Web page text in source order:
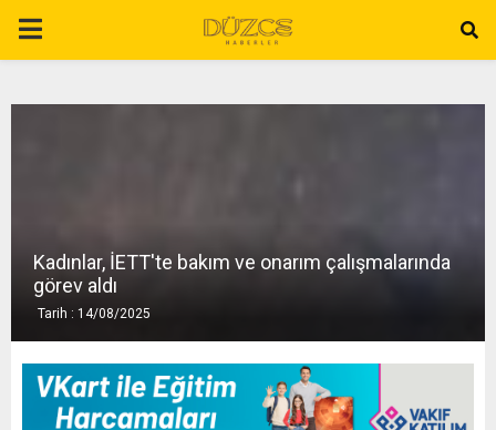
P
AKadınlar, İETT'te bakım ve onarım çalışmalarında
görev aldı
Tarih : 14/08/2025